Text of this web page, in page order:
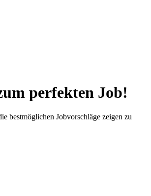
perfekten Job!
bestmöglichen Jobvorschläge zeigen zu